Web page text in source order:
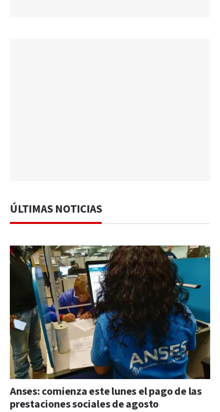
ÚLTIMAS NOTICIAS
Anses: comienza este lunes el pago de las
prestaciones sociales de agosto